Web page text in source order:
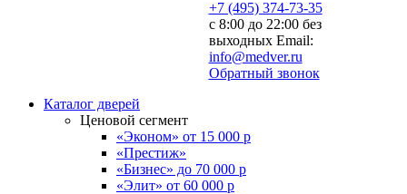
+7 (495) 374-73-35
с 8:00 до 22:00 без
выходных Email:
info@medver.ru
Обратный звонок
Каталог дверей
Ценовой сегмент
«Эконом» от 15 000 р
«Престиж»
«Бизнес» до 70 000 р
«Элит» от 60 000 р